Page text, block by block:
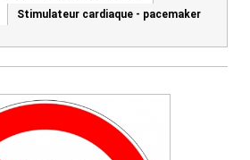
Stimulateur cardiaque - pacemaker